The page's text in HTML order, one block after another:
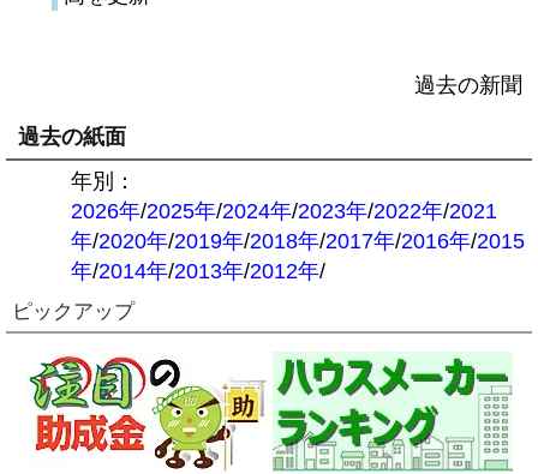
過去の新聞
過去の紙面
年別：
2026年/2025年/2024年/2023年/2022年/2021
年/2020年/2019年/2018年/2017年/2016年/2015
年/2014年/2013年/2012年/
ピックアップ